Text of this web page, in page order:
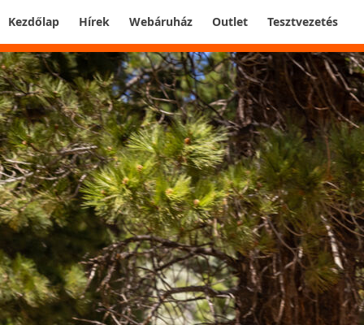
Kezdőlap Hírek Webáruház Outlet Tesztvezetés